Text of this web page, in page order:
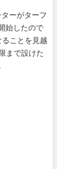
ーがターフ
始したので
ことを見越
まで設けた